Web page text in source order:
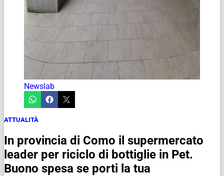
Newslab
ATTUALITÀ
In provincia di Como il supermercato
leader per riciclo di bottiglie in Pet.
Buono spesa se porti la tua